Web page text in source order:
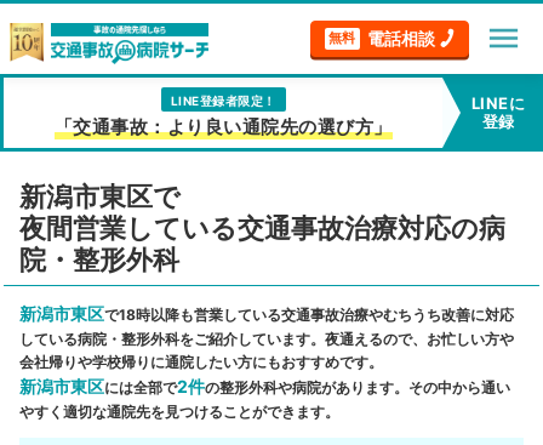
無料 電話相談 menu
LINE登録者限定！
「交通事故：より良い通院先の選び方」
LINEに
登録
新潟市東区で
夜間営業している交通事故治療対応の病
院・整形外科
新潟市東区で18時以降も営業している交通事故治療やむちうち改善に対応
している病院・整形外科をご紹介しています。夜通えるので、お忙しい方や
会社帰りや学校帰りに通院したい方にもおすすめです。
新潟市東区には全部で2件の整形外科や病院があります。その中から通い
やすく適切な通院先を見つけることができます。